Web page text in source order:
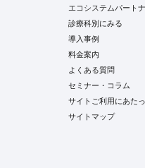
エコシステムパート
診療科別にみる
導入事例
料金案内
よくある質問
セミナー・コラム
サイトご利用にあた
サイトマップ